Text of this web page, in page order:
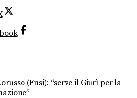
(Fnsi): “serve il Giurì per la